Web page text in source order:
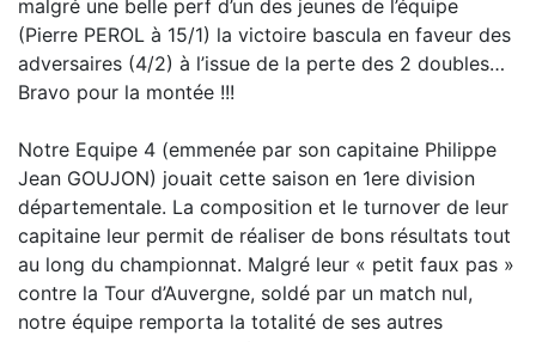
malgré une belle perf d’un des jeunes de l’équipe
(Pierre PEROL à 15/1) la victoire bascula en faveur des
adversaires (4/2) à l’issue de la perte des 2 doubles…
Bravo pour la montée !!!
Notre Equipe 4 (emmenée par son capitaine Philippe
Jean GOUJON) jouait cette saison en 1ere division
départementale. La composition et le turnover de leur
capitaine leur permit de réaliser de bons résultats tout
au long du championnat. Malgré leur « petit faux pas »
contre la Tour d’Auvergne, soldé par un match nul,
notre équipe remporta la totalité de ses autres